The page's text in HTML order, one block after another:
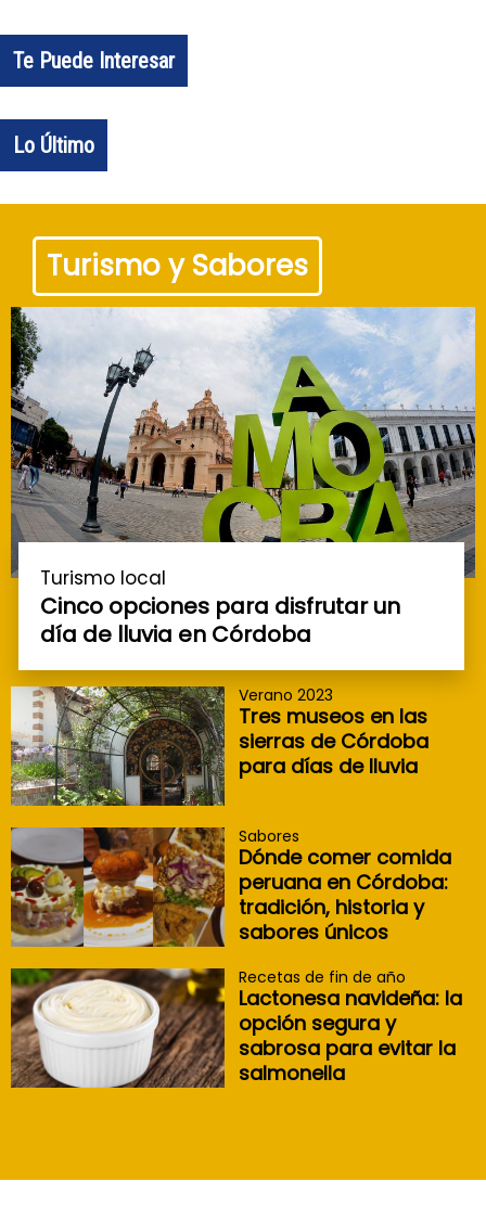
Te Puede Interesar
Lo Último